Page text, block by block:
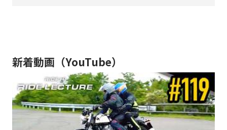
新着動画（YouTube）